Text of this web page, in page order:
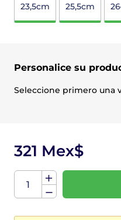
23,5cm 25,5cm
Personalice su
Seleccione primero una
321 Mex$